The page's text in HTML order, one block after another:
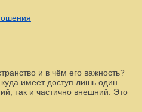
и в чём его важность?
имеет доступ лишь один
так и частично внешний. Это